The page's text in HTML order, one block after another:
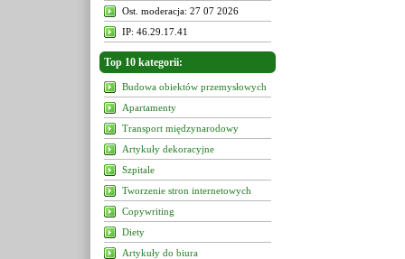
Ost. moderacja: 27 07 2026
IP: 46.29.17.41
Top 10 kategorii:
Budowa obiektów przemysłowych
Apartamenty
Transport międzynarodowy
Artykuły dekoracyjne
Szpitale
Tworzenie stron internetowych
Copywriting
Diety
Artykuły do biura